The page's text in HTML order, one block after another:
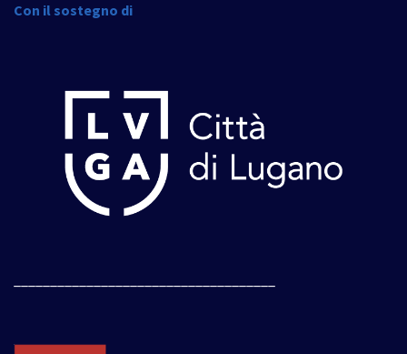
Con il sostegno di